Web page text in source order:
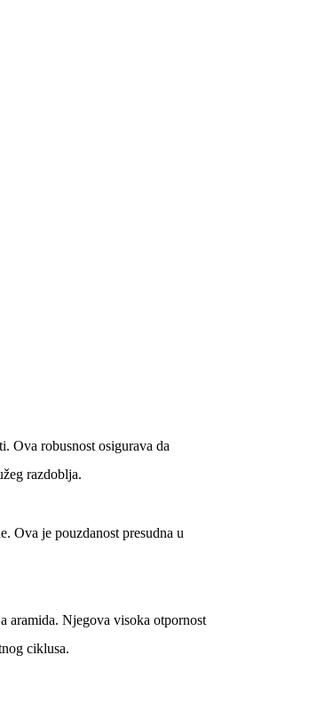
Ova robusnost osigurava da
razdoblja.
Ova je pouzdanost presudna u
aramida. Njegova visoka otpornost
ciklusa.